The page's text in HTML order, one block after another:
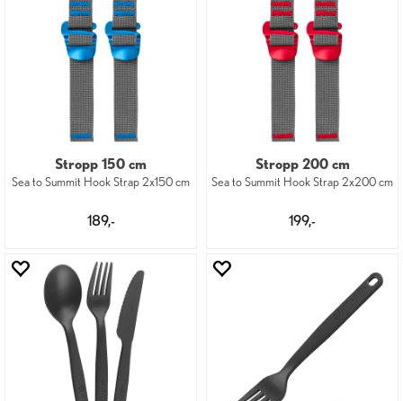
Stropp 150 cm
Sea to Summit Hook Strap 2x150 cm
189,-
Stropp 200 cm
Sea to Summit Hook Strap 2x200 cm
199,-